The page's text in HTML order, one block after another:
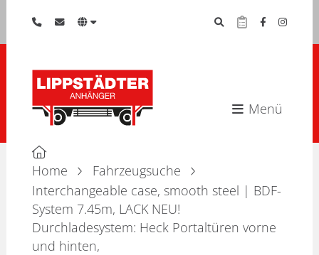
Menü
Home
Fahrzeugsuche
Interchangeable case, smooth steel | BDF-
System 7.45m, LACK NEU!
Durchladesystem: Heck Portaltüren vorne
und hinten,